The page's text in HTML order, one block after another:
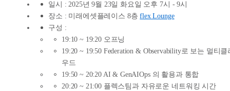
일시 : 2025년 9월 23일 화요일 오후 7시 - 9시
장소 : 미래에셋플레이스 8층flex Lounge
구성 :
19:10 ~ 19:20 오프닝
19:20 ~ 19:50 Federation & Observability로 보는 멀티클
우드
19:50 ~ 20:20 AI & GenAIOps 의 활용과 통합
20:20 ~ 21:00 플렉스팀과 자유로운 네트워킹 시간